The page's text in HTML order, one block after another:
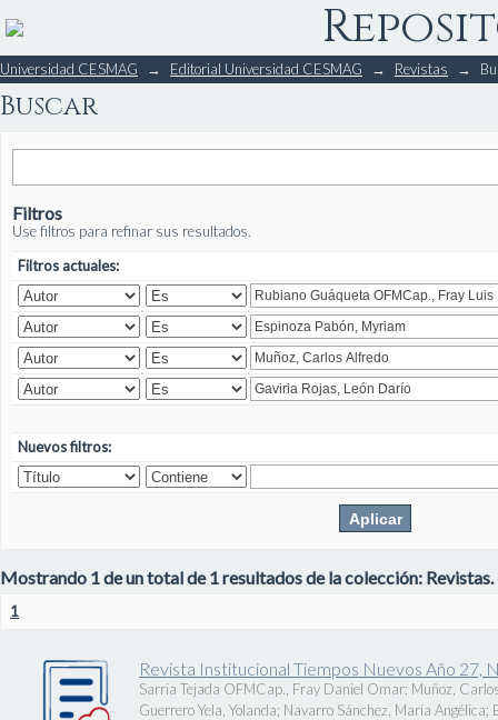
Buscar
Universidad CESMAG → Editorial Universidad CESMAG → Revistas →
Buscar
Filtros
Use filtros para refinar sus resultados.
Filtros actuales:
Nuevos filtros:
Mostrando 1 de un total de 1 resultados de la colección: Revistas.
1
Revista Institucional Tiempos Nuevos Año 27,
Sarria Tejada OFMCap., Fray Daniel Omar; Muñoz,
Guerrero Yela, Yolanda; Navarro Sánchez, María Angélica;